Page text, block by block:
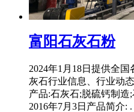
富阳石灰石粉
2024年1月18日提供全
灰石行业信息、行业动
产品:石灰石;脱硫钙制造
2016年7月3日产品简介: .